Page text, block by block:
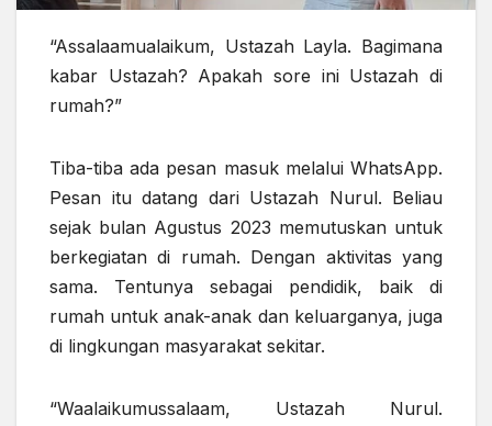
“Assalaamualaikum, Ustazah Layla. Bagimana
kabar Ustazah? Apakah sore ini Ustazah di
rumah?”
Tiba-tiba ada pesan masuk melalui WhatsApp.
Pesan itu datang dari Ustazah Nurul. Beliau
sejak bulan Agustus 2023 memutuskan untuk
berkegiatan di rumah. Dengan aktivitas yang
sama. Tentunya sebagai pendidik, baik di
rumah untuk anak-anak dan keluarganya, juga
di lingkungan masyarakat sekitar.
“Waalaikumussalaam, Ustazah Nurul.